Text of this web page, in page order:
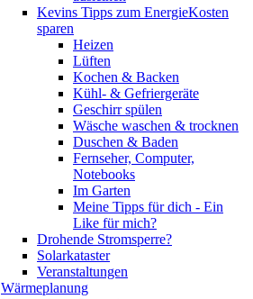
Kevins Tipps zum EnergieKosten
sparen
Heizen
Lüften
Kochen & Backen
Kühl- & Gefriergeräte
Geschirr spülen
Wäsche waschen & trocknen
Duschen & Baden
Fernseher, Computer,
Notebooks
Im Garten
Meine Tipps für dich - Ein
Like für mich?
Drohende Stromsperre?
Solarkataster
Veranstaltungen
Wärmeplanung